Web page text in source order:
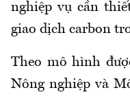
nghiệp vụ cần
giao dịch carbon
Theo mô hình
Nông nghiệp và